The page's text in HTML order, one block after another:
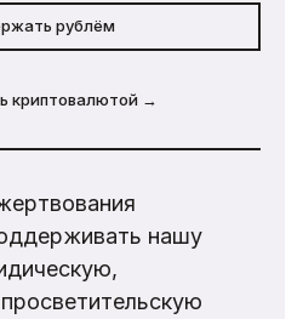
рублём
криптовалютой →
нашу